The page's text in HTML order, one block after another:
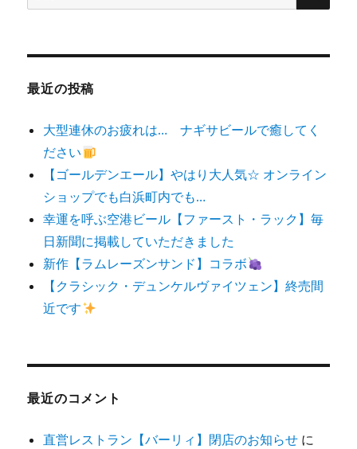
索
象:
最近の投稿
大型連休のお疲れは… ナギサビールで癒してく
ださい
【ゴールデンエール】やはり大人気☆ オンライン
ショップでも白浜町内でも…
幸運を呼ぶ空港ビール【ファースト・ラック】毎
日新聞に掲載していただきました
新作【ラムレーズンサンド】コラボ
【クラシック・デュンケルヴァイツェン】終売間
近です
最近のコメント
直営レストラン【バーリィ】閉店のお知らせ に